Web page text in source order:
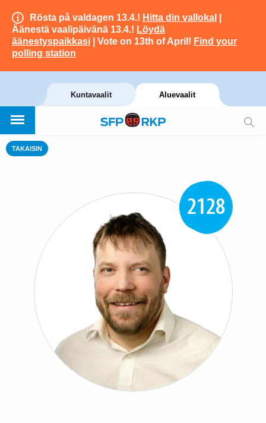
Rösta på valdagen 13.4.! Hitta din vallokal
Äänestä vaalipäivänä 13.4.! Löydä
äänestyspaikkasi | Vote on 13th of April! Find your
polling station
Kuntavaalit Aluevaalit
TAKAISIN
2128